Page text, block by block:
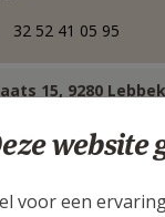
32 52 41 05 95
15, 9280
website
voor een